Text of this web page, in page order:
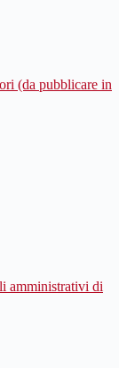
(da pubblicare in
amministrativi di